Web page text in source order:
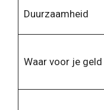
Duurzaamheid
Waar voor je geld